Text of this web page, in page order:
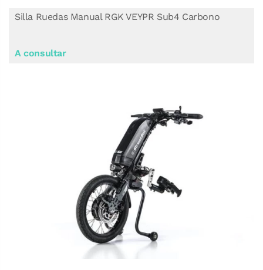
Silla Ruedas Manual RGK VEYPR Sub4 Carbono
A consultar